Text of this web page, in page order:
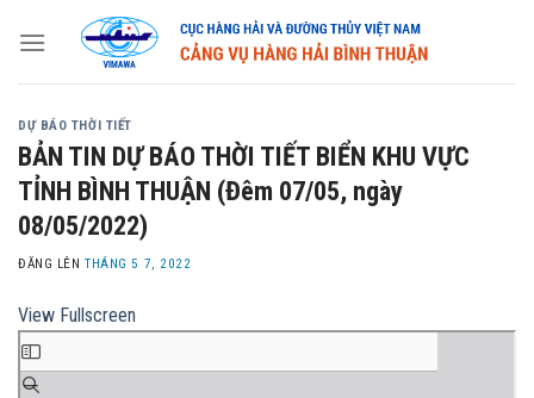
DỰ BÁO THỜI TIẾT
BẢN TIN DỰ BÁO THỜI TIẾT BIỂN KHU VỰC
TỈNH BÌNH THUẬN (Đêm 07/05, ngày
08/05/2022)
ĐĂNG LÊNTHÁNG 5 7, 2022
View Fullscreen